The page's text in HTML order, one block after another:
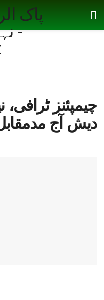
چیمپئنز ٹرافی،
دیش آج